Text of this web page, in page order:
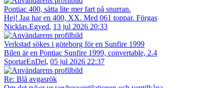
Pontiac 400, sätta lite mer fart på snurran.
Hej! Jag har en 400, XX. Med 061 toppar. Förgas
Nicklas.Egyed, 13 jul 2026 20:33
Verkstad sökes i göteborg för en Sunfire 1999
Bilen är en Pontiac Sunfire 1999, convertable, 2.4
SportarEnDel, 05 jul 2026 22:37
Re: Blå avgasrök